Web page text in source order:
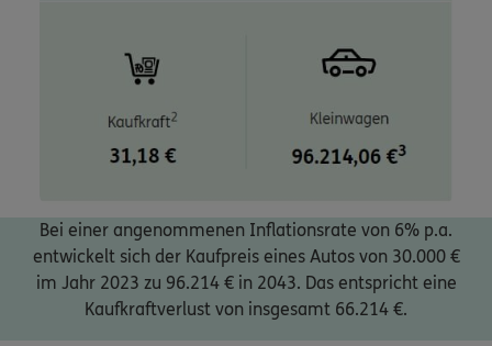
Bei einer angenommenen Inflationsrate von 6% p.a.
entwickelt sich der Kaufpreis eines Autos von 30.000 €
im Jahr 2023 zu 96.214 € in 2043. Das entspricht eine
Kaufkraftverlust von insgesamt 66.214 €.